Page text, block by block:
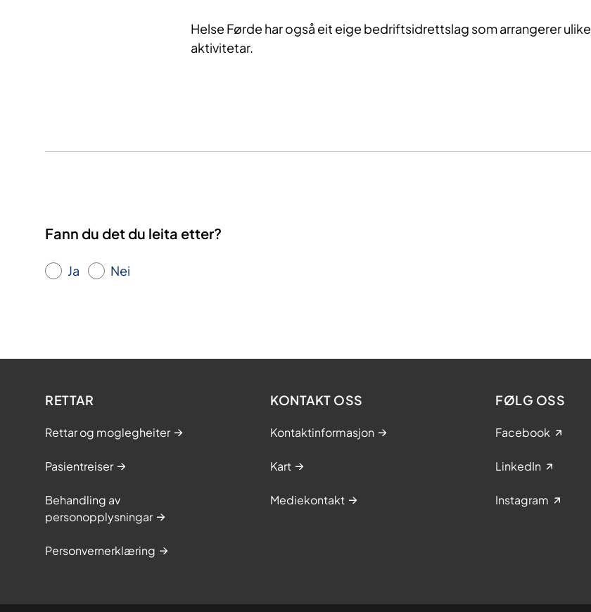
Helse Førde har også eit eige bedriftsidrettslag som arrangerer ulike
aktivitetar.
Fann du det du leita etter?
Ja Nei
RETTAR
Rettar og moglegheiter
Pasientreiser
Behandling av
personopplysningar
Personvernerklæring
KONTAKT OSS
Kontaktinformasjon
Kart
Mediekontakt
FØLG OSS
Facebook
LinkedIn
Instagram